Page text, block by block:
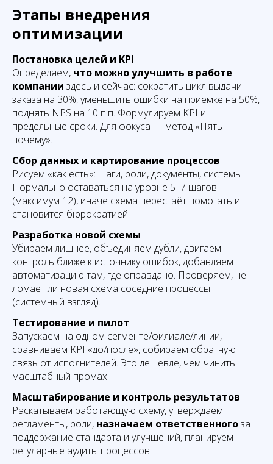
Этапы внедрения
оптимизации
Постановка целей и KPI
Определяем, что можно улучшить в работе
компании здесь и сейчас: сократить цикл выдачи
заказа на 30%, уменьшить ошибки на приёмке на 50%,
поднять NPS на 10 п.п. Формулируем KPI и
предельные сроки. Для фокуса — метод «Пять
почему».
Сбор данных и картирование процессов
Рисуем «как есть»: шаги, роли, документы, системы.
Нормально оставаться на уровне 5–7 шагов
(максимум 12), иначе схема перестаёт помогать и
становится бюрократией
Разработка новой схемы
Убираем лишнее, объединяем дубли, двигаем
контроль ближе к источнику ошибок, добавляем
автоматизацию там, где оправдано. Проверяем, не
ломает ли новая схема соседние процессы
(системный взгляд).
Тестирование и пилот
Запускаем на одном сегменте/филиале/линии,
сравниваем KPI «до/после», собираем обратную
связь от исполнителей. Это дешевле, чем чинить
масштабный промах.
Масштабирование и контроль результатов
Раскатываем работающую схему, утверждаем
регламенты, роли, назначаем ответственногоза
поддержание стандарта и улучшений, планируем
регулярные аудиты процессов.